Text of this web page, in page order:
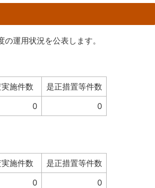
運用状況を公表します。
施件数
是正措置等件数
0 0
施件数
是正措置等件数
0 0